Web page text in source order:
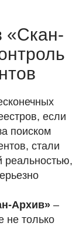
«Скан-
если
поиском
стали
реальностью,
Архив» –
не только